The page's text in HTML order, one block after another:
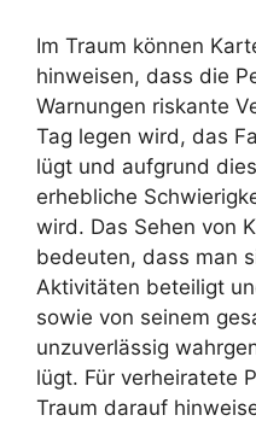
Im Traum können
hinweisen, dass die
Warnungen riskante
Tag legen wird, das
lügt und aufgrund
erhebliche
wird. Das Sehen von
bedeuten, dass man
Aktivitäten beteiligt
sowie von seinem
unzuverlässig
lügt. Für verheiratete
Traum darauf